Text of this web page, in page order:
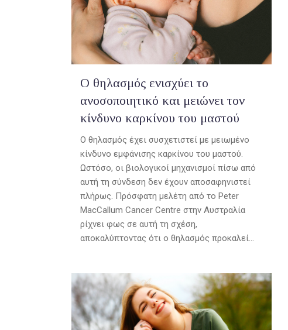
Ο θηλασμός ενισχύει το
ανοσοποιητικό και μειώνει τον
κίνδυνο καρκίνου του μαστού
Ο θηλασμός έχει συσχετιστεί με μειωμένο
κίνδυνο εμφάνισης καρκίνου του μαστού.
Ωστόσο, οι βιολογικοί μηχανισμοί πίσω από
αυτή τη σύνδεση δεν έχουν αποσαφηνιστεί
πλήρως. Πρόσφατη μελέτη από το Peter
MacCallum Cancer Centre στην Αυστραλία
ρίχνει φως σε αυτή τη σχέση,
αποκαλύπτοντας ότι ο θηλασμός προκαλεί...